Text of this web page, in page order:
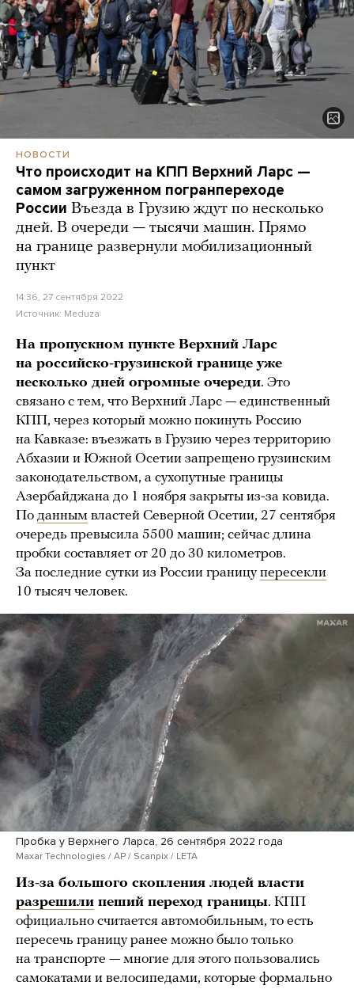
НОВОСТИ
Что происходит на КПП Верхний Ларс —
самом загруженном погранпереходе
России Въезда в Грузию ждут по несколько
дней. В очереди — тысячи машин. Прямо
на границе развернули мобилизационный
пункт
14:36, 27 сентября 2022
Источник: Meduza
На пропускном пункте Верхний Ларс
на российско-грузинской границе уже
несколько дней огромные очереди. Это
связано с тем, что Верхний Ларс — единственный
КПП, через который можно покинуть Россию
на Кавказе: въезжать в Грузию через территорию
Абхазии и Южной Осетии запрещено грузинским
законодательством, а сухопутные границы
Азербайджана до 1 ноября закрыты из-за ковида.
По данным властей Северной Осетии, 27 сентября
очередь превысила 5500 машин; сейчас длина
пробки составляет от 20 до 30 километров.
За последние сутки из России границупересекли
10 тысяч человек.
Пробка у Верхнего Ларса, 26 сентября 2022 года
Maxar Technologies / AP / Scanpix / LETA
Из-за большого скопления людей власти
разрешили пеший переход границы. КПП
официально считается автомобильным, то есть
пересечь границу ранее можно было только
на транспорте — многие для этого пользовались
самокатами и велосипедами, которые формально